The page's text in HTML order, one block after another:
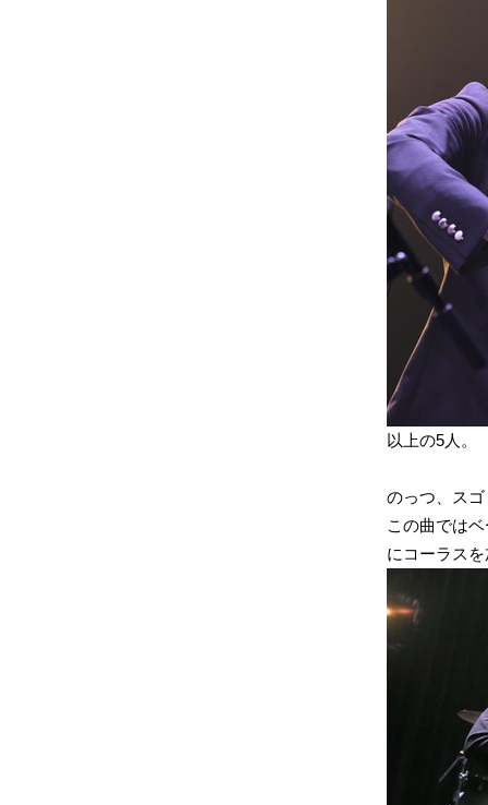
以上の5人。
のっつ、ス
この曲では
にコーラス